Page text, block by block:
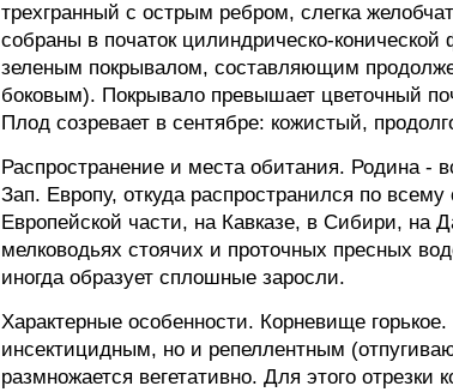
трехгранный с острым ребром, слегка
собраны в початок цилиндрическо-
зеленым покрывалом, составляющим
боковым). Покрывало превышает цветочный
Плод созревает в сентябре: кожистый,
Распространение и места обитания. Родина -
Зап. Европу, откуда распространился по
Европейской части, на Кавказе, в Сибири, на
мелководьях стоячих и проточных пресных
иногда образует сплошные заросли.
Характерные особенности. Корневище
инсектицидным, но и репеллентным
размножается вегетативно. Для этого